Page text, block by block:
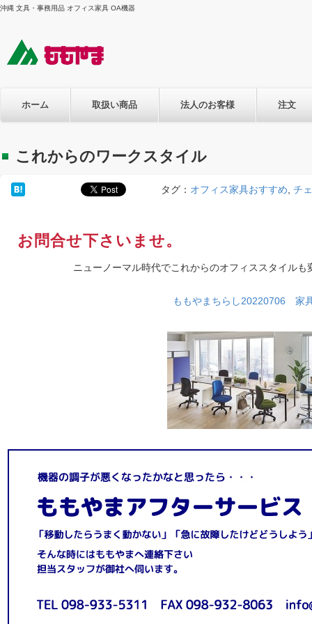
沖縄 文具・事務用品 オフィス家具 OA機器
ホーム 取扱い商品 法人のお客様 注文
これからのワークスタイル
タグ： オフィス家具おすすめ チ
お問合せ下さいませ。
ニューノーマル時代でこれからのオフィススタイルも
ももやまちらし20220706 家